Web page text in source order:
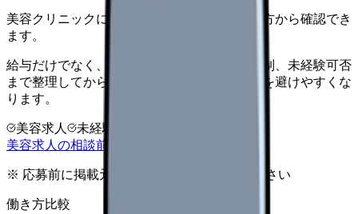
美容クリニックに向いているか、条件と働き方から確認でき
ます。
給与だけでなく、ノルマ、土日勤務、教育体制、未経験可否
まで整理してから求人を見た方がミスマッチを避けやすくな
ります。
美容求人 未経験可
美容求人の相談前チェックを見る
※ 応募前に掲載元の最新情報を確認してください
働き方比較